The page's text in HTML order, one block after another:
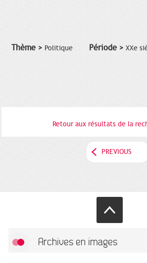
Thème > Politique Période > XXe
Retour aux résultats de la
PREVIOUS
Archives en images